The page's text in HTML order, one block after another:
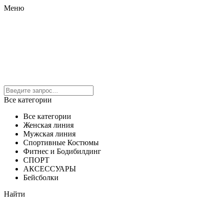
Меню
Все категории
Все категории
Женская линия
Мужская линия
Спортивные Костюмы
Фитнес и Бодибилдинг
СПОРТ
АКСЕССУАРЫ
Бейсболки
Найти